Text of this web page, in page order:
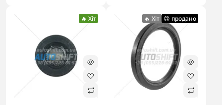
🔥 Хіт 🔥 Хіт 😢 продано